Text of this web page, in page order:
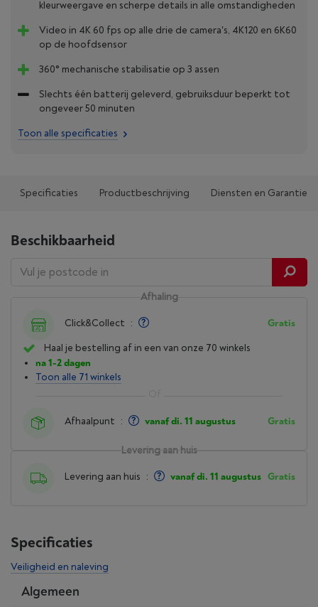
kleurweergave en scherpe details in alle omstandigheden
Video in 4K 60 fps op alle drie de camera's, 4K120 en 6K60
op de hoofdsensor
360° mechanische stabilisatie op 3 assen
Slechts één batterij geleverd, gebruiksduur beperkt tot
ongeveer 50 minuten
Toon alle specificaties
Specificaties Productbeschrijving Diensten en Garantie
Beschikbaarheid
Levering aan huis
Levering aan huis : vanaf di. 11 augustus Gratis
Afhaling
Click&Collect : Gratis
Haal je bestelling af in een van onze 70 winkels
na 1-2 dagen
Toon alle 71 winkels
Afhaalpunt : vanaf di. 11 augustus Gratis
Specificaties
Veiligheid en naleving
Algemeen